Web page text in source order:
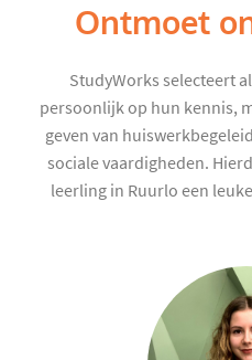
Ontmoet
StudyWorks selecteert
persoonlijk op hun kennis,
geven van
sociale vaardigheden.
leerling in Ruurlo een